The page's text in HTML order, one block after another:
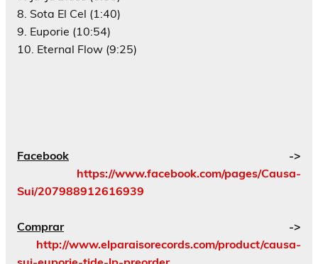
8. Sota El Cel (1:40)
9. Euporie (10:54)
10. Eternal Flow (9:25)
Facebook ->
https://www.facebook.com/pages/Causa-
Sui/207988912616939
Comprar->
http://www.elparaisorecords.com/product/causa-